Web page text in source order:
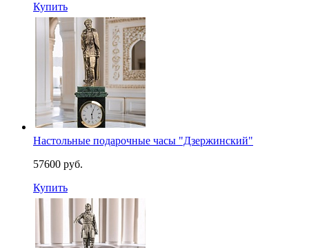
Купить
Настольные подарочные часы "Дзержинский"
57600 руб.
Купить